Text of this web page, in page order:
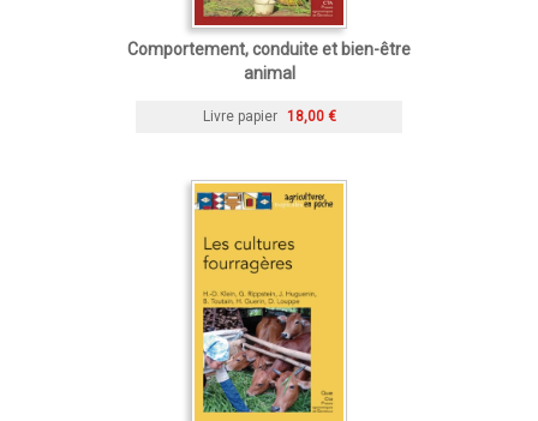
Comportement, conduite et bien-être
animal
Livre papier 18,00 €